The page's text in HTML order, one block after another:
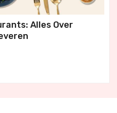
Alles Over